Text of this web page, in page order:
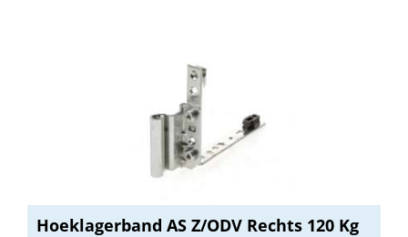
Hoeklagerband AS Z/ODV Rechts 120 Kg